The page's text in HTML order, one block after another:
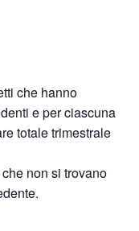
che hanno
e per ciascuna
totale trimestrale
non si trovano